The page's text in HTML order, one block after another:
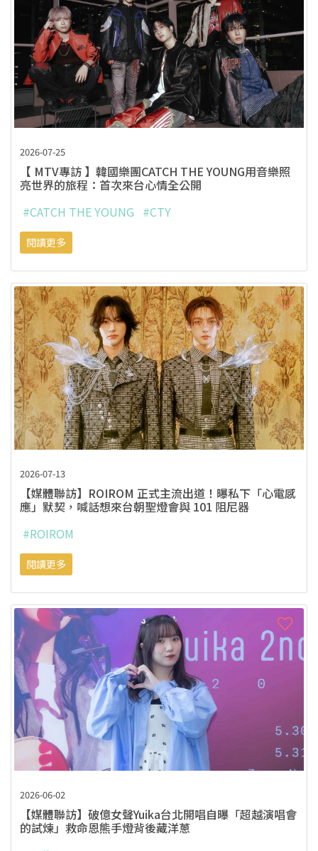
2026-07-25
【 MTV專訪 】韓國樂團CATCH THE YOUNG用音樂照
亮世界的旅程：首次來台心情全公開
#CATCH THE YOUNG #CTY
閱讀更多
2026-07-13
【媒體聯訪】ROIROM 正式主流出道！曝私下「心電感
應」默契，喊話想來台朝聖燈會與 101 阻尼器
#ROIROM
閱讀更多
2026-06-02
【媒體聯訪】破億女聲Yuika台北開唱自曝「超越演唱會
的試煉」救命恩熊手燈背後藏洋蔥